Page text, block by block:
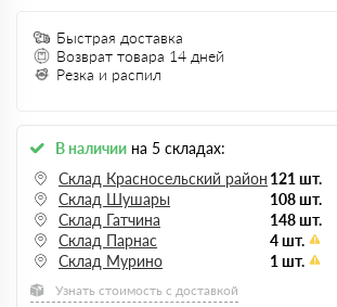
Быстрая доставка
Возврат товара 14 дней
Резка и распил
В наличии на 5 складах:
Склад Красносельский район 121 шт.
Склад Шушары
108 шт.
Склад Гатчина
148 шт.
Склад Парнас
4 шт.
Склад Мурино
1 шт.
Узнать стоимость с доставкой